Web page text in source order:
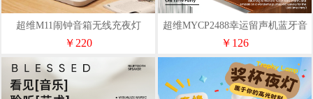
超维M11闹钟音箱无线充夜灯
￥220
超维MYCP2488幸运留声机蓝牙音
箱
￥126